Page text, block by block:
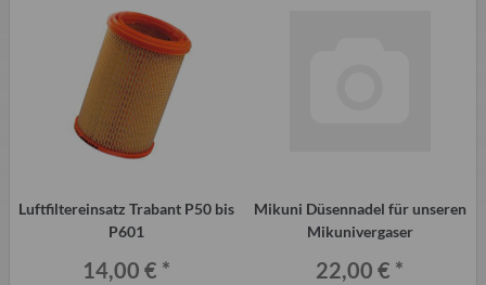
Luftfiltereinsatz Trabant P50 bis
P601
14,00 € *
Mikuni Düsennadel für unseren
Mikunivergaser
22,00 € *